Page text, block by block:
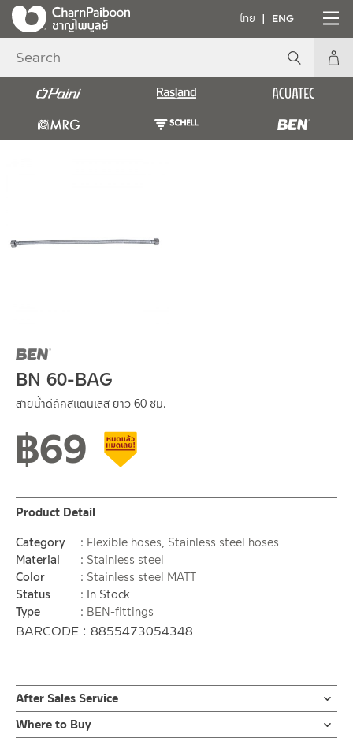
ไทย ENG
BN 60-BAG
สายน้ำดีถักสแตนเลส ยาว 60 ซม.
฿69
Product Detail
Category
Flexible hoses, Stainless steel hoses
Material
Stainless steel
Color
Stainless steel MATT
Status
In Stock
Type
BEN-fittings
BARCODE : 8855473054348
After Sales Service
Online Platform
– Email: contact@charnpaiboon.com
Where to Buy